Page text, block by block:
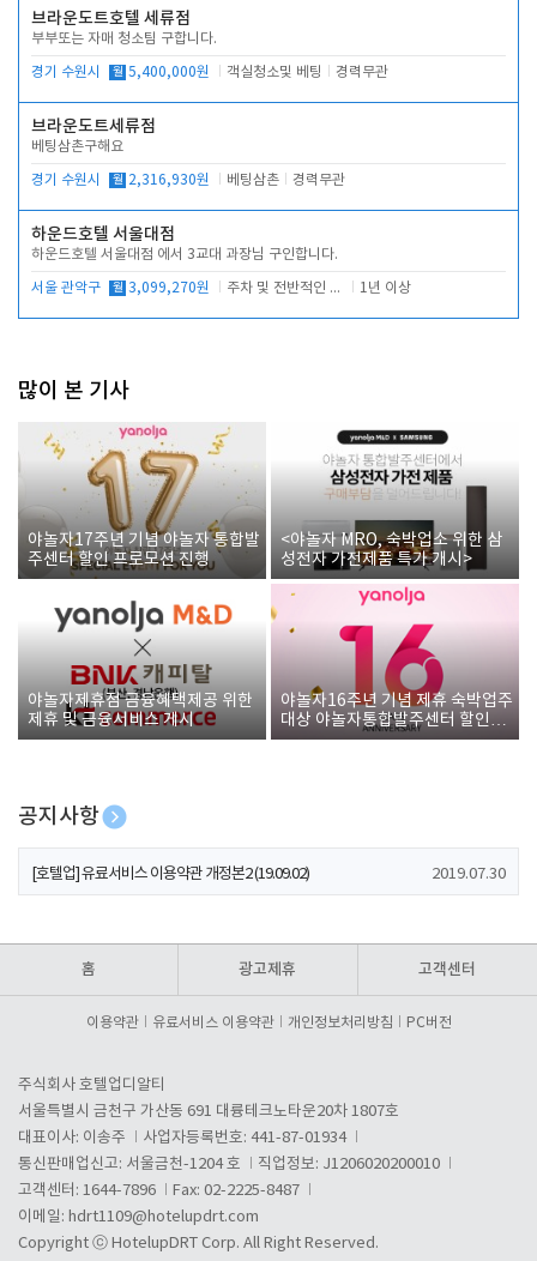
브라운도트호텔 세류점
부부또는 자매 청소팀 구합니다.
경기 수원시 월 5,400,000원 객실청소및 베팅 경력무관
브라운도트세류점
베팅삼촌구해요
경기 수원시 월 2,316,930원 베팅삼촌 경력무관
하운드호텔 서울대점
하운드호텔 서울대점 에서 3교대 과장님 구인합니다.
서울 관악구 월 3,099,270원 주차 및 전반적인 당번업무 1년 이상
많이 본 기사
야놀자17주년 기념 야놀자 통합발
주센터 할인 프로모션 진행
<야놀자 MRO, 숙박업소 위한 삼
성전자 가전제품 특가 개시>
야놀자제휴점 금융혜택제공 위한
제휴 및 금융서비스 게시
야놀자16주년 기념 제휴 숙박업주
대상 야놀자통합발주센터 할인쿠
폰 증정
공지사항
[호텔업] 개인정보 처리방침 개정본1 (19.09.02)
[호텔업] 유료서비스 이용약관 개정본2 (19.09.02) 2019.07.30
홈 광고제휴 고객센터
이용약관 유료서비스 이용약관 개인정보처리방침 PC버전
주식회사 호텔업디알티
서울특별시 금천구 가산동 691 대륭테크노타운20차 1807호
대표이사: 이송주
사업자등록번호: 441-87-01934
통신판매업신고: 서울금천-1204 호
직업정보: J1206020200010
고객센터: 1644-7896
Fax: 02-2225-8487
이메일: hdrt1109@hotelupdrt.com
Copyright ⓒ HotelupDRT Corp. All Right Reserved.